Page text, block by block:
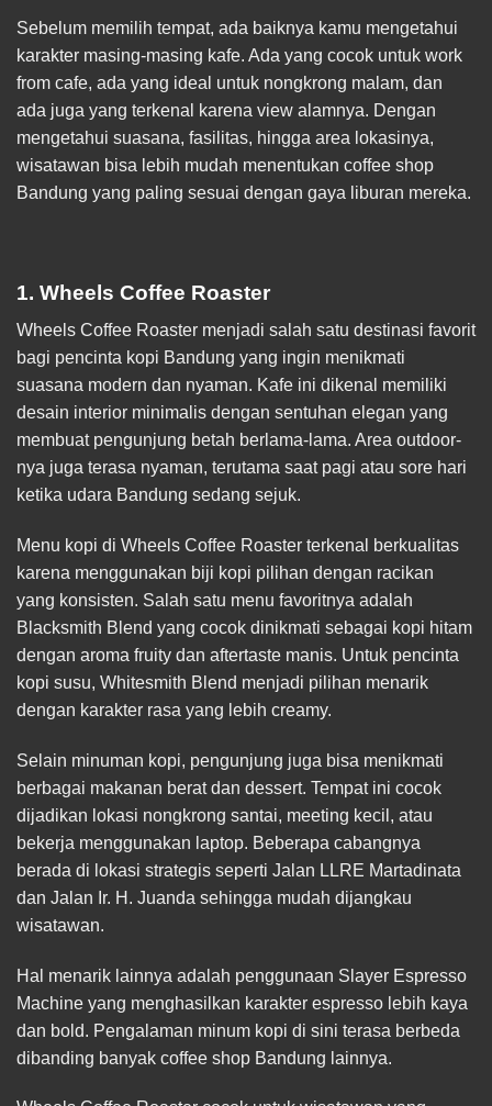
Sebelum memilih tempat, ada baiknya kamu mengetahui
karakter masing-masing kafe. Ada yang cocok untuk work
from cafe, ada yang ideal untuk nongkrong malam, dan
ada juga yang terkenal karena view alamnya. Dengan
mengetahui suasana, fasilitas, hingga area lokasinya,
wisatawan bisa lebih mudah menentukan coffee shop
Bandung yang paling sesuai dengan gaya liburan mereka.
1. Wheels Coffee Roaster
Wheels Coffee Roaster menjadi salah satu destinasi favorit
bagi pencinta kopi Bandung yang ingin menikmati
suasana modern dan nyaman. Kafe ini dikenal memiliki
desain interior minimalis dengan sentuhan elegan yang
membuat pengunjung betah berlama-lama. Area outdoor-
nya juga terasa nyaman, terutama saat pagi atau sore hari
ketika udara Bandung sedang sejuk.
Menu kopi di Wheels Coffee Roaster terkenal berkualitas
karena menggunakan biji kopi pilihan dengan racikan
yang konsisten. Salah satu menu favoritnya adalah
Blacksmith Blend yang cocok dinikmati sebagai kopi hitam
dengan aroma fruity dan aftertaste manis. Untuk pencinta
kopi susu, Whitesmith Blend menjadi pilihan menarik
dengan karakter rasa yang lebih creamy.
Selain minuman kopi, pengunjung juga bisa menikmati
berbagai makanan berat dan dessert. Tempat ini cocok
dijadikan lokasi nongkrong santai, meeting kecil, atau
bekerja menggunakan laptop. Beberapa cabangnya
berada di lokasi strategis seperti Jalan LLRE Martadinata
dan Jalan Ir. H. Juanda sehingga mudah dijangkau
wisatawan.
Hal menarik lainnya adalah penggunaan Slayer Espresso
Machine yang menghasilkan karakter espresso lebih kaya
dan bold. Pengalaman minum kopi di sini terasa berbeda
dibanding banyak coffee shop Bandung lainnya.